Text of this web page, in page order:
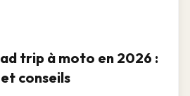
trip à moto en 2026 :
conseils